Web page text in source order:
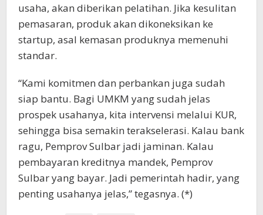
usaha, akan diberikan pelatihan. Jika kesulitan
pemasaran, produk akan dikoneksikan ke
startup, asal kemasan produknya memenuhi
standar.
“Kami komitmen dan perbankan juga sudah
siap bantu. Bagi UMKM yang sudah jelas
prospek usahanya, kita intervensi melalui KUR,
sehingga bisa semakin terakselerasi. Kalau bank
ragu, Pemprov Sulbar jadi jaminan. Kalau
pembayaran kreditnya mandek, Pemprov
Sulbar yang bayar. Jadi pemerintah hadir, yang
penting usahanya jelas,” tegasnya. (*)